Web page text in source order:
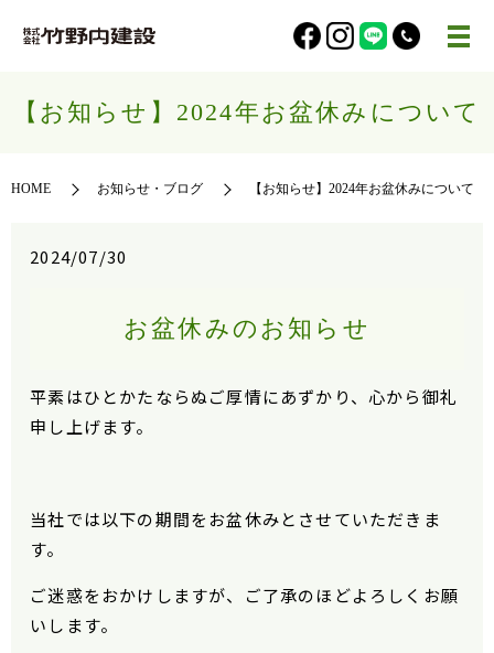
【お知らせ】2024年お盆休みについて
HOME お知らせ・ブログ 【お知らせ】2024年お盆休みについて
2024/07/30
お盆休みのお知らせ
平素はひとかたならぬご厚情にあずかり、心から御礼
申し上げます。
当社では以下の期間をお盆休みとさせていただきま
す。
ご迷惑をおかけしますが、ご了承のほどよろしくお願
いします。